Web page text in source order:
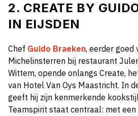
2. CREATE BY
IN EIJSDEN
Chef Guido Braeken, eerder goed
Michelinsterren bij restaurant
Wittem, opende onlangs Create,
van Hotel Van Oys Maastricht. In
geeft hij zijn kenmerkende
Teamspirit staat centraal: met